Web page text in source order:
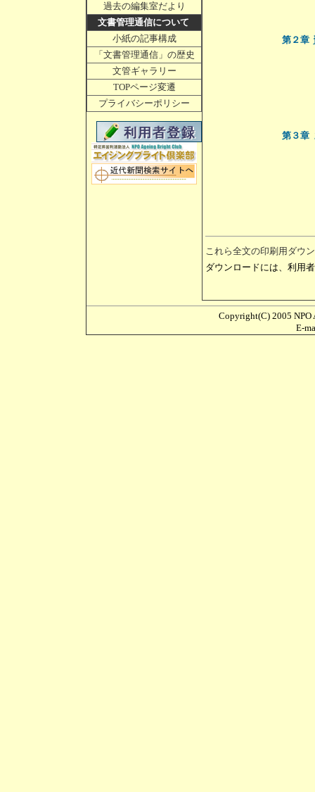
過去の編集室だより
文書管理通信について
小紙の記事構成
「文書管理通信」の歴史
文管ギャラリー
TOPページ変遷
プライバシーポリシー
第２章
第３章
これら全文の印刷用ダウ
ダウンロードには、利用
Copyright(C) 2005
E-